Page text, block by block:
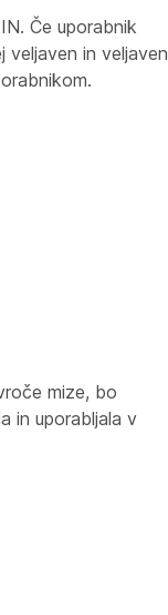
Če uporabnik
in veljaven
mize, bo
in uporabljala v